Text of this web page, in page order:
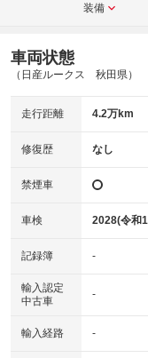
装備
車両状態
（日産ルークス 秋田県）
走行距離 4.2万km
修復歴 なし
禁煙車
車検 2028(令和
記録簿 -
輸入認定
中古車
-
輸入経路 -